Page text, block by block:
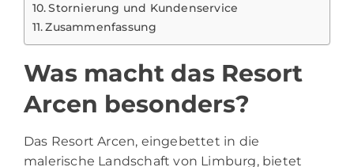
Stornierung und Kundenservice
Zusammenfassung
Was macht das Resort
Arcen besonders?
Das Resort Arcen, eingebettet in die
malerische Landschaft von Limburg, bietet